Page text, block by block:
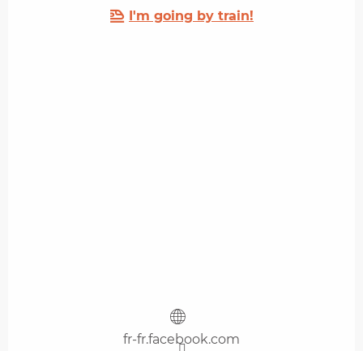
I'm going by train!
fr-fr.facebook.com